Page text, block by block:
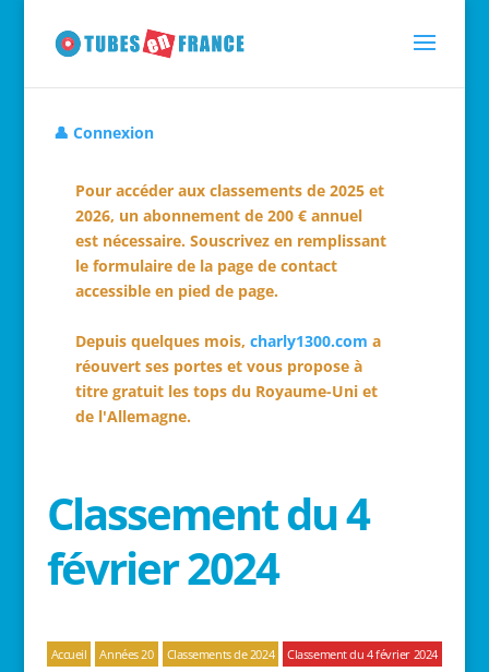
👤 Connexion
Pour accéder aux classements de 2025 et
2026, un abonnement de 200 € annuel
est nécessaire. Souscrivez en remplissant
le formulaire de la page de contact
accessible en pied de page.
Depuis quelques mois, charly1300.com a
réouvert ses portes et vous propose à
titre gratuit les tops du Royaume-Uni et
de l'Allemagne.
Classement du 4
février 2024
Accueil Années 20 Classements de 2024 Classement du 4 février 2024